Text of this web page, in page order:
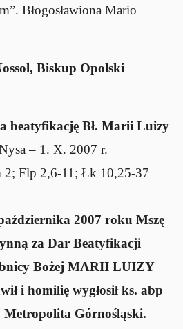
Błogosławiona Mario
Biskup Opolski
beatyfikację Bł. Marii Luizy
– 1. X. 2007 r.
2; Flp 2,6-11; Łk 10,25-37
2007 roku Mszę
za Dar Beatyfikacji
Bożej MARII LUIZY
i homilię wygłosił ks. abp
Górnośląski.